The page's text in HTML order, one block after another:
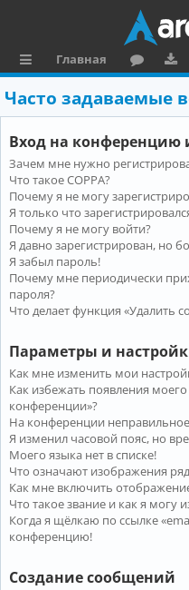
ы
л
к
и
Главная
ру
м
ру
зк
и
Часто задаваемые
Вход на конференцию
Зачем мне нужно
Что такое COPPA?
Почему я не могу
Я только что
Почему я не могу войти?
Я давно зарегистрирован, но
Я забыл пароль!
Почему мне периодически
пароля?
Что делает функция «Удалить
Параметры и
Как мне изменить мои
Как избежать появления
конференции»?
На конференции
Я изменил часовой пояс, но
Моего языка нет в списке!
Что означают изображения
Как мне включить
Что такое звание и как я могу
Когда я щёлкаю по ссылке
конференцию!
Создание сообщений